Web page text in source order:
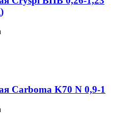
Carboma K70 N 0,9-1